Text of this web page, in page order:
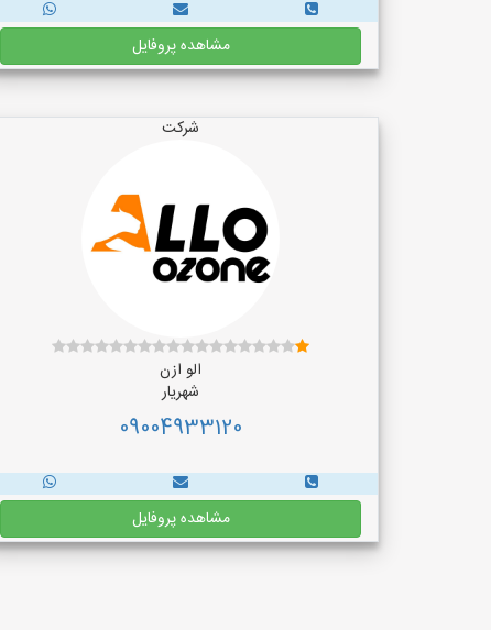
مشاهده پروفایل
شرکت
الو ازن
شهریار
09004933120
مشاهده پروفایل